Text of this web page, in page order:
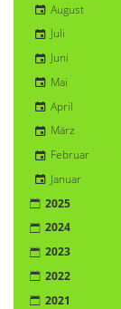
August
Juli
Juni
Mai
April
März
Februar
Januar
2025
2024
2023
2022
2021